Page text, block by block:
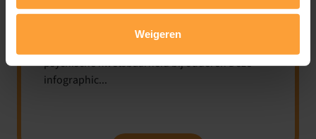
Weigeren
ouderen
psychische kwetsbaarheid bij ouderen Deze
infographic...